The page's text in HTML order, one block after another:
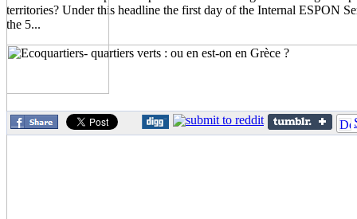
territories? Under this headline the first day of the Internal ESPON
the 5...